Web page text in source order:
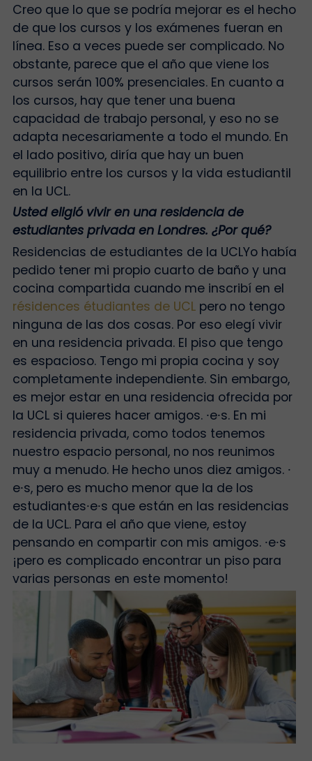
Creo que lo que se podría mejorar es el hecho
de que los cursos y los exámenes fueran en
línea. Eso a veces puede ser complicado. No
obstante, parece que el año que viene los
cursos serán 100% presenciales. En cuanto a
los cursos, hay que tener una buena
capacidad de trabajo personal, y eso no se
adapta necesariamente a todo el mundo. En
el lado positivo, diría que hay un buen
equilibrio entre los cursos y la vida estudiantil
en la UCL.
Usted eligió vivir en una residencia de
estudiantes privada en Londres. ¿Por qué?
Residencias de estudiantes de la UCLYo había
pedido tener mi propio cuarto de baño y una
cocina compartida cuando me inscribí en el
résidences étudiantes de UCLpero no tengo
ninguna de las dos cosas. Por eso elegí vivir
en una residencia privada. El piso que tengo
es espacioso. Tengo mi propia cocina y soy
completamente independiente. Sin embargo,
es mejor estar en una residencia ofrecida por
la UCL si quieres hacer amigos. ⸱e⸱s. En mi
residencia privada, como todos tenemos
nuestro espacio personal, no nos reunimos
muy a menudo. He hecho unos diez amigos. ⸱
e⸱s, pero es mucho menor que la de los
estudiantes⸱e⸱s que están en las residencias
de la UCL. Para el año que viene, estoy
pensando en compartir con mis amigos. ⸱e⸱s
¡pero es complicado encontrar un piso para
varias personas en este momento!